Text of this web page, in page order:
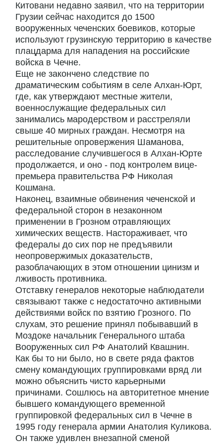
Китовани недавно заявил, что на территории
Грузии сейчас находится до 1500
вооруженных чеченских боевиков, которые
используют грузинскую территорию в качестве
плацдарма для нападения на российские
войска в Чечне.
Еще не закончено следствие по
драматическим событиям в селе Алхан-Юрт,
где, как утверждают местные жители,
военнослужащие федеральных сил
занимались мародерством и расстреляли
свыше 40 мирных граждан. Несмотря на
решительные опровержения Шаманова,
расследование случившегося в Алхан-Юрте
продолжается, и оно - под контролем вице-
премьера правительства РФ Николая
Кошмана.
Наконец, взаимные обвинения чеченской и
федеральной сторон в незаконном
применении в Грозном отравляющих
химических веществ. Настораживает, что
федералы до сих пор не предъявили
неопровержимых доказательств,
разоблачающих в этом отношении цинизм и
лживость противника.
Отставку генералов некоторые наблюдатели
связывают также с недостаточно активными
действиями войск по взятию Грозного. По
слухам, это решение принял побывавший в
Моздоке начальник Генерального штаба
Вооруженных сил РФ Анатолий Квашнин.
Как бы то ни было, но в свете ряда фактов
смену командующих группировками вряд ли
можно объяснить чисто карьерными
причинами. Сошлюсь на авторитетное мнение
бывшего командующего временной
группировкой федеральных сил в Чечне в
1995 году генерала армии Анатолия Куликова.
Он также удивлен внезапной сменой